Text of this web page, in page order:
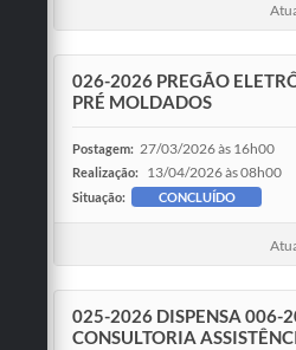
026-2026 PREGÃO
PRÉ MOLDADOS
Postagem: 27/03/2026 às 16h00
Realização: 13/04/2026 às 08h00
Situação: CONCLUÍDO
025-2026 DISPENSA 006-
CONSULTORIA